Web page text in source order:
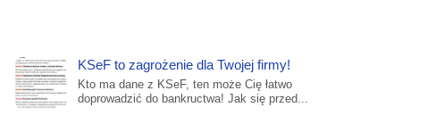
KSeF to zagrożenie dla Twojej firmy!
Kto ma dane z KSeF, ten może Cię łatwo
doprowadzić do bankructwa! Jak się przed...